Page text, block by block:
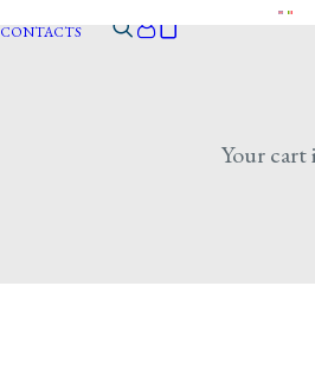
CONTACTS
Your cart